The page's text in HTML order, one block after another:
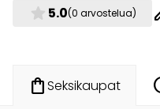
star 5.0(0 arvostelua)
shopping_bagSeksikaupat